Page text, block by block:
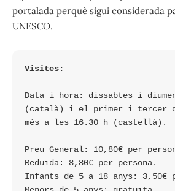
portalada perquè sigui considerada
UNESCO.
Visites:
Data i hora: dissabtes i
(català) i el primer i tercer
més a les 16.30 h (castellà).
Preu General: 10,80€ per
Reduïda: 8,80€ per persona.
Infants de 5 a 18 anys: 3,50€